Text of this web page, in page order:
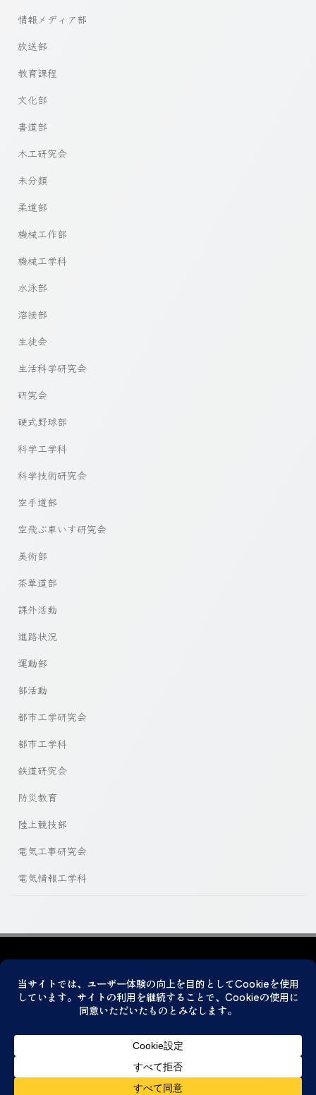
情報メディア部
放送部
教育課程
文化部
書道部
木工研究会
未分類
柔道部
機械工作部
機械工学科
水泳部
溶接部
生徒会
生活科学研究会
研究会
硬式野球部
科学工学科
科学技術研究会
空手道部
空飛ぶ車いす研究会
美術部
茶華道部
課外活動
進路状況
運動部
部活動
都市工学研究会
都市工学科
鉄道研究会
防災教育
陸上競技部
電気工事研究会
電気情報工学科
© 2026 神戸市立科学技術高等学校